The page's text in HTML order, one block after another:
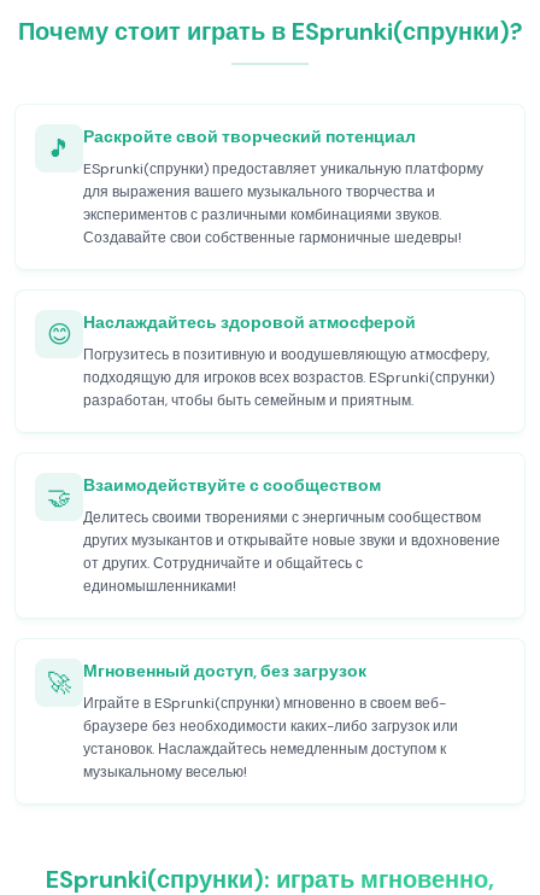
Почему стоит играть в ESprunki(спрунки)?
🎵 Раскройте свой творческий потенциал
ESprunki(спрунки) предоставляет уникальную платформу
для выражения вашего музыкального творчества и
экспериментов с различными комбинациями звуков.
Создавайте свои собственные гармоничные шедевры!
😊 Наслаждайтесь здоровой атмосферой
Погрузитесь в позитивную и воодушевляющую атмосферу,
подходящую для игроков всех возрастов. ESprunki(спрунки)
разработан, чтобы быть семейным и приятным.
🤝 Взаимодействуйте с сообществом
Делитесь своими творениями с энергичным сообществом
других музыкантов и открывайте новые звуки и вдохновение
от других. Сотрудничайте и общайтесь с
единомышленниками!
🚀 Мгновенный доступ, без загрузок
Играйте в ESprunki(спрунки) мгновенно в своем веб-
браузере без необходимости каких-либо загрузок или
установок. Наслаждайтесь немедленным доступом к
музыкальному веселью!
ESprunki(спрунки): играть мгновенно,